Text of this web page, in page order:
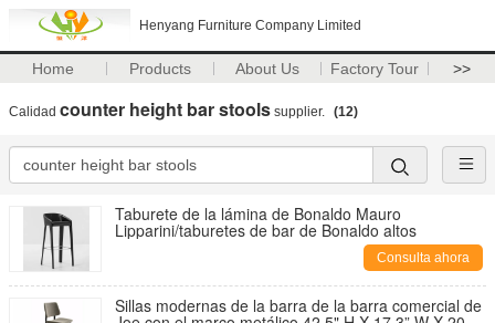
Henyang Furniture Company Limited
Home Products About Us Factory Tour >>
Calidad counter height bar stools supplier. (12)
Taburete de la lámina de Bonaldo Mauro
Lipparini/taburetes de bar de Bonaldo altos
Consulta ahora
Sillas modernas de la barra de la barra comercial de